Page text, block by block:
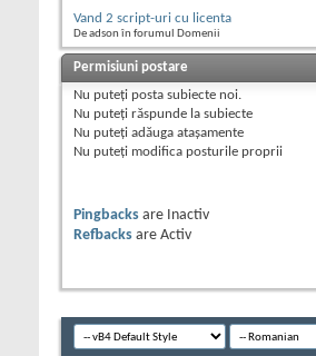
Vand 2 script-uri cu licenta
De adson în forumul Domenii
Permisiuni postare
Nu puteţi posta subiecte noi.
Nu puteţi răspunde la subiecte
Nu puteţi adăuga ataşamente
Nu puteţi modifica posturile proprii
Pingbacks are
Inactiv
Refbacks are Activ